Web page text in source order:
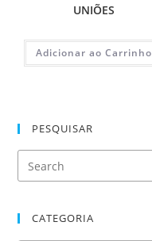
UNIÕES
Adicionar ao Carrinho
PESQUISAR
CATEGORIA